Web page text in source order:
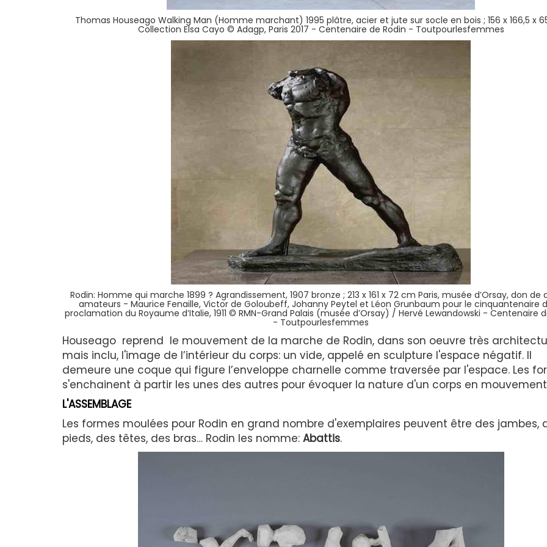
Thomas Houseago Walking Man (Homme marchant) 1995 plâtre, acier et jute sur socle en bois ; 156 x 166,5 x
Collection Elsa Cayo © Adagp, Paris 2017 - Centenaire de Rodin - Toutpourlesfemmes
Rodin: Homme qui marche 1899 ? Agrandissement, 1907 bronze ; 213 x 161 x 72 cm Paris, musée d’Orsay, don de
amateurs - Maurice Fenaille, Victor de Goloubeff, Johanny Peytel et Léon Grunbaum pour le cinquantenaire
proclamation du Royaume d’Italie, 1911 © RMN-Grand Palais (musée d’Orsay) / Hervé Lewandowski - Centenaire
- Toutpourlesfemmes
Houseago reprend le mouvement de la marche de Rodin, dans son oeuvre très
mais inclu, l'image de l’intérieur du corps: un vide, appelé en sculpture l'espace négatif. Il
demeure une coque qui figure l’enveloppe charnelle comme traversée par l'espace. Les
s'enchainent à partir les unes des autres pour évoquer la nature d'un corps en
L'ASSEMBLAGE
Les formes moulées pour Rodin en grand nombre d'exemplaires peuvent être des jambes,
pieds, des têtes, des bras… Rodin les nomme: Abattis.